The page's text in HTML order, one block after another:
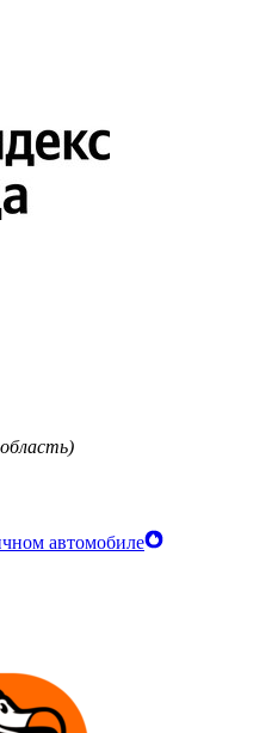
автомобиле